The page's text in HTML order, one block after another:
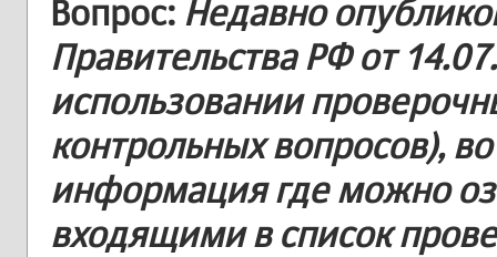
Вопрос: Недавно
Правительства РФ от
использовании
контрольных вопросов),
информация где можно
входящими в список